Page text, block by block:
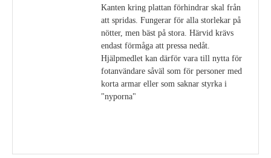
Kanten kring plattan förhindrar skal från
att spridas. Fungerar för alla storlekar på
nötter, men bäst på stora. Härvid krävs
endast förmåga att pressa nedåt.
Hjälpmedlet kan därför vara till nytta för
fotanvändare såväl som för personer med
korta armar eller som saknar styrka i
"nyporna"